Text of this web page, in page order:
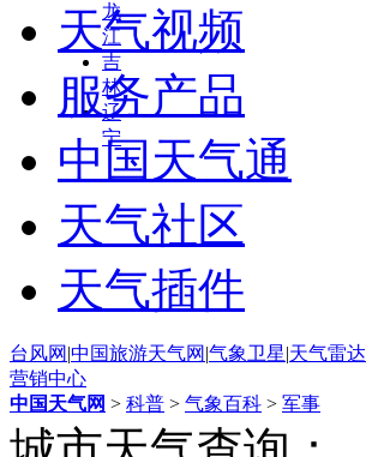
龙
江
吉
林
辽
宁
天气视频
服务产品
中国天气通
天气社区
天气插件
台风网 |中国旅游天气网 |气象卫星|天气雷达
营销中心
中国天气网 > 科普 > 气象百科 > 军事